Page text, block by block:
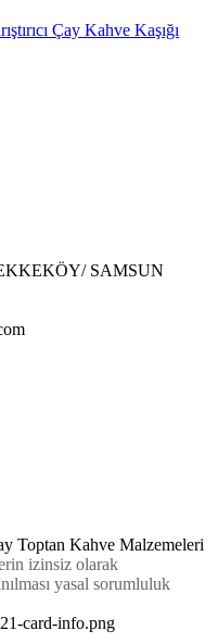
Çay Kahve Kaşığı
SAMSUN
Toptan Kahve Malzemeleri
izinsiz olarak
yasal sorumluluk